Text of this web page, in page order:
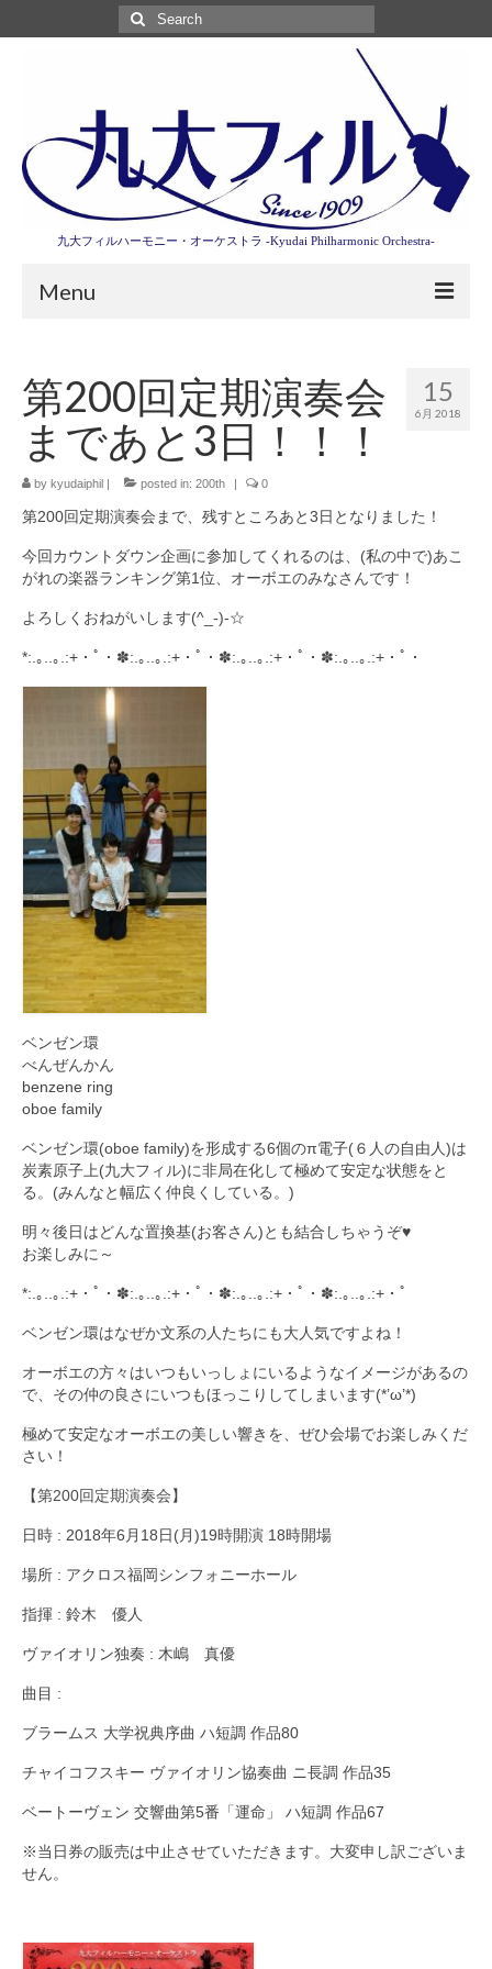
Search
for:
九大フィルハーモニー・オーケストラ -Kyudai Philharmonic Orchestra-
Menu
演奏会情報
卒業記念演奏会2027
九大フィルとは
ご寄付のお願い
演奏会の歴史
出張演奏
九大フィル特集ページ
団員専用ページ
15
6月 2018
第200回定期演奏会
まであと3日！！！
by kyudaiphil posted in: 200th 0
第200回定期演奏会まで、残すところあと3日となりました！
今回カウントダウン企画に参加してくれるのは、(私の中で)あこ
がれの楽器ランキング第1位、オーボエのみなさんです！
よろしくおねがいします(^_-)-☆
*:.｡..｡.:+・ﾟ・✽:.｡..｡.:+・ﾟ・✽:.｡..｡.:+・ﾟ・✽:.｡..｡.:+・ﾟ・
ベンゼン環
べんぜんかん
benzene ring
oboe family
ベンゼン環(oboe family)を形成する6個のπ電子(６人の自由人)は
炭素原子上(九大フィル)に非局在化して極めて安定な状態をと
る。(みんなと幅広く仲良くしている。)
明々後日はどんな置換基(お客さん)とも結合しちゃうぞ♥️
お楽しみに～
*:.｡..｡.:+・ﾟ・✽:.｡..｡.:+・ﾟ・✽:.｡..｡.:+・ﾟ・✽:.｡..｡.:+・ﾟ
ベンゼン環はなぜか文系の人たちにも大人気ですよね！
オーボエの方々はいつもいっしょにいるようなイメージがあるの
で、その仲の良さにいつもほっこりしてしまいます(*’ω’*)
極めて安定なオーボエの美しい響きを、ぜひ会場でお楽しみくだ
さい！
【第200回定期演奏会】
日時 : 2018年6月18日(月)19時開演 18時開場
場所 : アクロス福岡シンフォニーホール
指揮 : 鈴木 優人
ヴァイオリン独奏 : 木嶋 真優
曲目 :
ブラームス 大学祝典序曲 ハ短調 作品80
チャイコフスキー ヴァイオリン協奏曲 ニ長調 作品35
ベートーヴェン 交響曲第5番「運命」 ハ短調 作品67
※当日券の販売は中止させていただきます。大変申し訳ございま
せん。